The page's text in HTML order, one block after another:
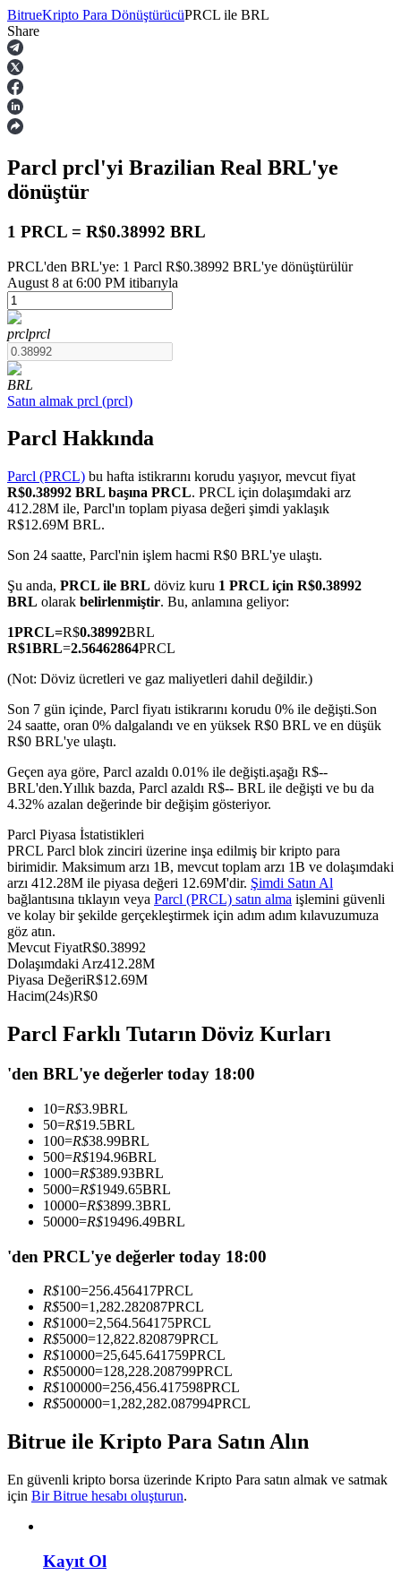
Vadeli İşlemler
USDT Vadeli İşlemleri
COIN-M Vadeli İşlemleri
Kripto Para Vadeli İşlemleri
TradFi
Hisse senetleri, döviz, değerli metaller ve emtia türevleri
USDC Vadeli İşlemleri
Kopya Ticaret
En iyi traderlarla güçlerinizi birleştirin
Kopya Tüccarı Olun
Kâr paylaşımı ve kopya ticaret komisyonlarının tadını çıkarın
BitrueKripto Para DönüştürücüPRCL ile BRL
Share
Parcl prcl'yi Brazilian Real BRL'ye
dönüştür
1 PRCL = R$0.38992 BRL
PRCL'den BRL'ye: 1 Parcl R$0.38992 BRL'ye dönüştürülür
August 8 at 6:00 PM itibarıyla
prclprcl
BRL
Satın almak prcl (prcl)
Parcl Hakkında
Parcl (PRCL) bu hafta istikrarını korudu yaşıyor, mevcut fiyat
R$0.38992 BRL başına PRCL. PRCL için dolaşımdaki arz
412.28M ile, Parcl'ın toplam piyasa değeri şimdi yaklaşık
R$12.69M BRL.
Son 24 saatte, Parcl'nin işlem hacmi R$0 BRL'ye ulaştı.
Şu anda, PRCL ile BRL döviz kuru 1 PRCL için R$0.38992
BRL olarak belirlenmiştir. Bu, anlamına geliyor:
1PRCL=R$0.38992BRL
R$1BRL=2.56462864PRCL
(Not: Döviz ücretleri ve gaz maliyetleri dahil değildir.)
Son 7 gün içinde, Parcl fiyatı istikrarını korudu 0% ile değişti.Son
24 saatte, oran 0% dalgalandı ve en yüksek R$0 BRL ve en düşük
R$0 BRL'ye ulaştı.
Geçen aya göre, Parcl azaldı 0.01% ile değişti.aşağı R$--
BRL'den.Yıllık bazda, Parcl azaldı R$-- BRL ile değişti ve bu da
4.32% azalan değerinde bir değişim gösteriyor.
Parcl Piyasa İstatistikleri
PRCL Parcl blok zinciri üzerine inşa edilmiş bir kripto para
birimidir. Maksimum arzı 1B, mevcut toplam arzı 1B ve dolaşımdaki
arzı 412.28M ile piyasa değeri 12.69M'dir. Şimdi Satın Al
bağlantısına tıklayın veya Parcl (PRCL) satın alma işlemini güvenli
ve kolay bir şekilde gerçekleştirmek için adım adım kılavuzumuza
göz atın.
Mevcut FiyatR$0.38992
Dolaşımdaki Arz412.28M
Piyasa DeğeriR$12.69M
Hacim(24s)R$0
Parcl Farklı Tutarın Döviz Kurları
'den BRL'ye değerler today 18:00
10=R$3.9BRL
50=R$19.5BRL
100=R$38.99BRL
500=R$194.96BRL
1000=R$389.93BRL
5000=R$1949.65BRL
10000=R$3899.3BRL
50000=R$19496.49BRL
'den PRCL'ye değerler today 18:00
R$100=256.456417PRCL
R$500=1,282.282087PRCL
R$1000=2,564.564175PRCL
R$5000=12,822.820879PRCL
R$10000=25,645.641759PRCL
R$50000=128,228.208799PRCL
R$100000=256,456.417598PRCL
R$500000=1,282,282.087994PRCL
Bitrue ile Kripto Para Satın Alın
En güvenli kripto borsa üzerinde Kripto Para satın almak ve satmak
için Bir Bitrue hesabı oluşturun.
Kayıt Ol